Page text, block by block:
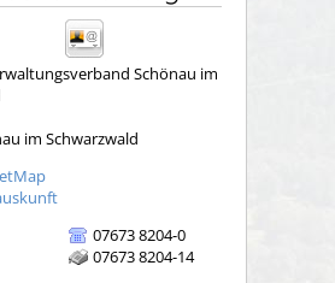
Schönau im
im Schwarzwald
07673 8204-0
07673 8204-14